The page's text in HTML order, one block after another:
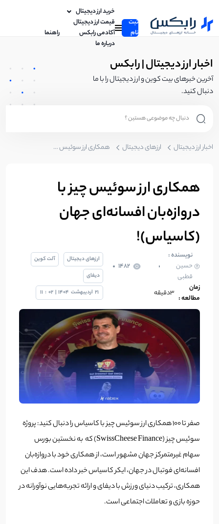
ثبت
نام
خرید ارز دیجیتال
قیمت ارز دیجیتال
آکادمی رابکس
راهنما
درباره ما
اخبار ارز دیجیتال | رابکس
آخرین خبرهای بیت کوین و ارز دیجیتال را با ما
دنبال کنید.
اخبار ارز دیجیتال ارزهای دیجیتال همکاری ارز سوئیس چیز با دروازه‌بان افسانه‌ای جهان (کاسیاس)!
همکاری ارز سوئیس چیز با
دروازه‌بان افسانه‌ای جهان
(کاسیاس)!
نویسنده :
حسین
قطبی
1482
زمان
مطالعه :
3دقیقه
ارزهای دیجیتال
آلت کوین
دیفای
21 اردیبهشت 1404
|
02
:
11
صفر تا 100 همکاری ارز سوئیس چیز با کاسیاس را دنبال کنید: پروژه
سوئیس چیز (SwissCheese Finance) که به نخستین بورس
سهام غیرمتمرکز جهان مشهور است، از همکاری خود با دروازه‌بان
افسانه‌ای فوتبال در جهان، ایکر کاسیاس خبر داده است. هدف این
همکاری، ترکیب دنیای ورزش با دیفای و ارائه تجربه‌هایی نوآورانه در
حوزه بازی و تعاملات اجتماعی است.